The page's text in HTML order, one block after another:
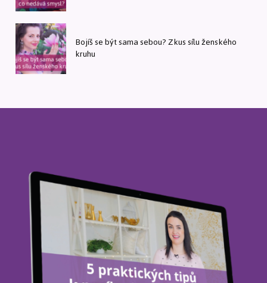
Bojíš se být sama sebou? Zkus sílu ženského
kruhu